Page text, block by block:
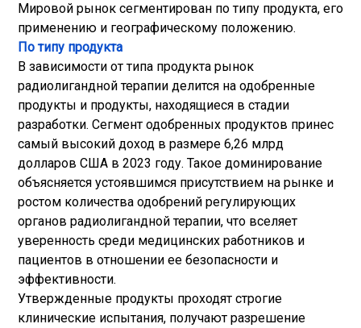
Мировой рынок сегментирован по типу продукта, его
применению и географическому положению.
По типу продукта
В зависимости от типа продукта рынок
радиолигандной терапии делится на одобренные
продукты и продукты, находящиеся в стадии
разработки. Сегмент одобренных продуктов принес
самый высокий доход в размере 6,26 млрд
долларов США в 2023 году. Такое доминирование
объясняется устоявшимся присутствием на рынке и
ростом количества одобрений регулирующих
органов радиолигандной терапии, что вселяет
уверенность среди медицинских работников и
пациентов в отношении ее безопасности и
эффективности.
Утвержденные продукты проходят строгие
клинические испытания, получают разрешение